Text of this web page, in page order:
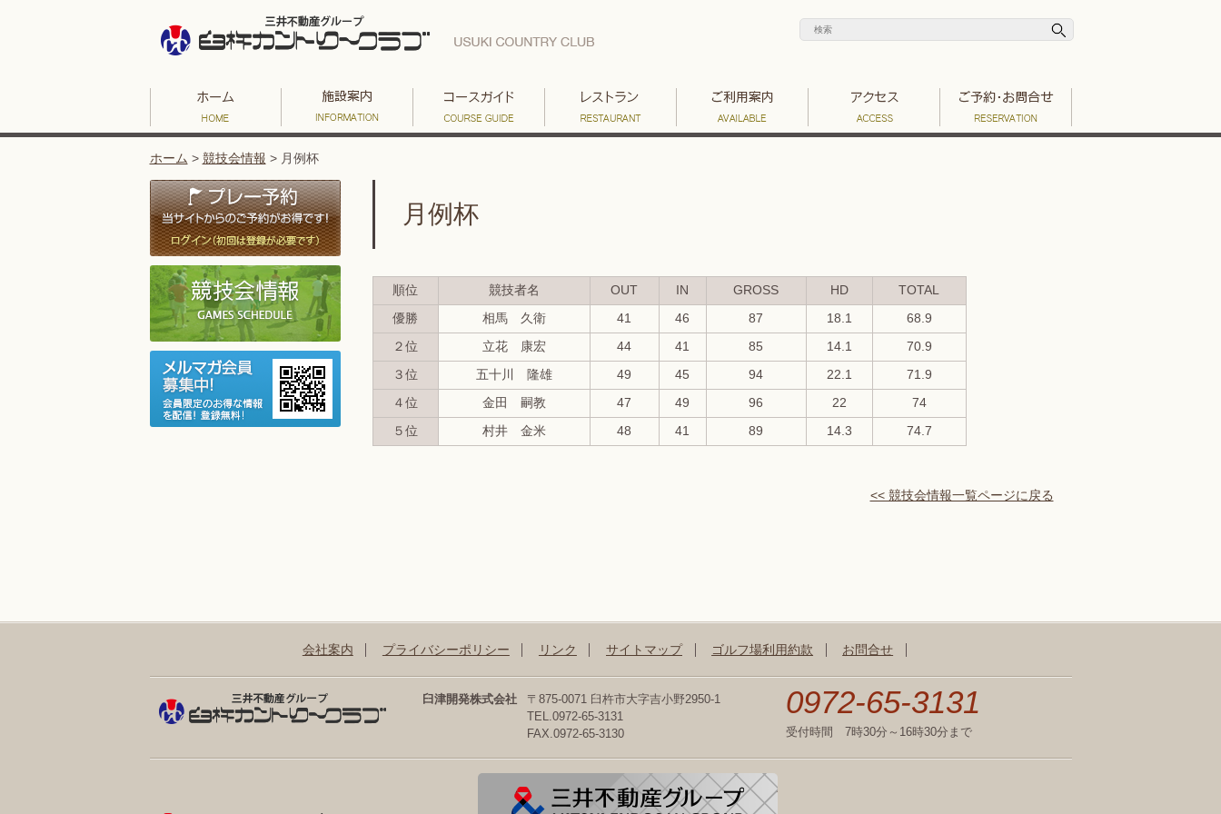
ホーム > 競技会情報 > 月例杯
月例杯
順位 競技者名 OUT IN GROSS HD TOTAL
優勝 相馬 久衛 41 46 87 18.1 68.9
２位 立花 康宏 44 41 85 14.1 70.9
３位 五十川 隆雄 49 45 94 22.1 71.9
４位 金田 嗣教 47 49 96 22 74
５位 村井 金米 48 41 89 14.3 74.7
<< 競技会情報一覧ページに戻る
会社案内 プライバシーポリシー リンク サイトマップ ゴルフ場利用約款 お問合せ
臼津開発株式会社
〒875-0071 臼杵市大字吉小野2950-1
TEL.0972-65-3131
FAX.0972-65-3130
0972-65-3131
受付時間 7時30分～16時30分まで
三井不動作グループゴルフ場一覧